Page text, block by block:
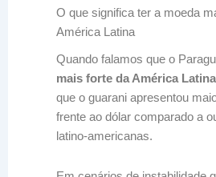
O que significa ter a moeda
América Latina
Quando falamos que o
mais forte da América Latina
que o guarani apresentou
frente ao dólar comparado a
latino-americanas.